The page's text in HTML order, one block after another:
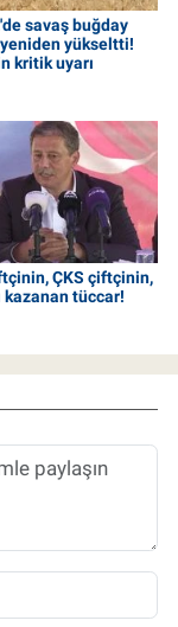
savaş buğday
yükseltti!
kritik uyarı
ÇKS çiftçinin,
kazanan tüccar!